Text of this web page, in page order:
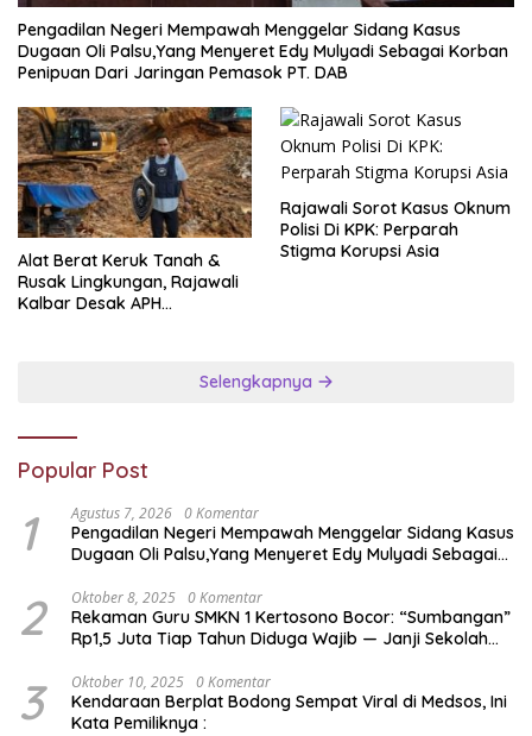
Pengadilan Negeri Mempawah Menggelar Sidang Kasus
Dugaan Oli Palsu,Yang Menyeret Edy Mulyadi Sebagai Korban
Penipuan Dari Jaringan Pemasok PT. DAB
Alat Berat Keruk Tanah &
Rusak Lingkungan, Rajawali
Kalbar Desak APH
Rajawali Sorot Kasus Oknum
Polisi Di KPK: Perparah
Stigma Korupsi Asia
Selengkapnya
Popular Post
1 Agustus 7, 2026 0 Komentar
Pengadilan Negeri Mempawah Menggelar Sidang Kasus
Dugaan Oli Palsu,Yang Menyeret Edy Mulyadi Sebagai
2 Oktober 8, 2025 0 Komentar
Rekaman Guru SMKN 1 Kertosono Bocor: “Sumbangan”
Rp1,5 Juta Tiap Tahun Diduga Wajib — Janji Sekolah
3 Oktober 10, 2025 0 Komentar
Kendaraan Berplat Bodong Sempat Viral di Medsos, Ini
Kata Pemiliknya :